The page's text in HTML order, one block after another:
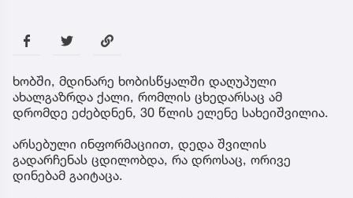
ხობში, მდინარე ხობისწყალში დაღუპული
ახალგაზრდა ქალი, რომლის ცხედარსაც ამ
დრომდე ეძებდნენ, 30 წლის ელენე სახეიშვილია.
არსებული ინფორმაციით, დედა შვილის
გადარჩენას ცდილობდა, რა დროსაც, ორივე
დინებამ გაიტაცა.